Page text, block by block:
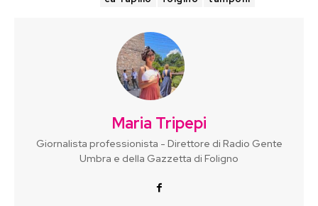
Maria Tripepi
Giornalista professionista - Direttore di Radio Gente
Umbra e della Gazzetta di Foligno